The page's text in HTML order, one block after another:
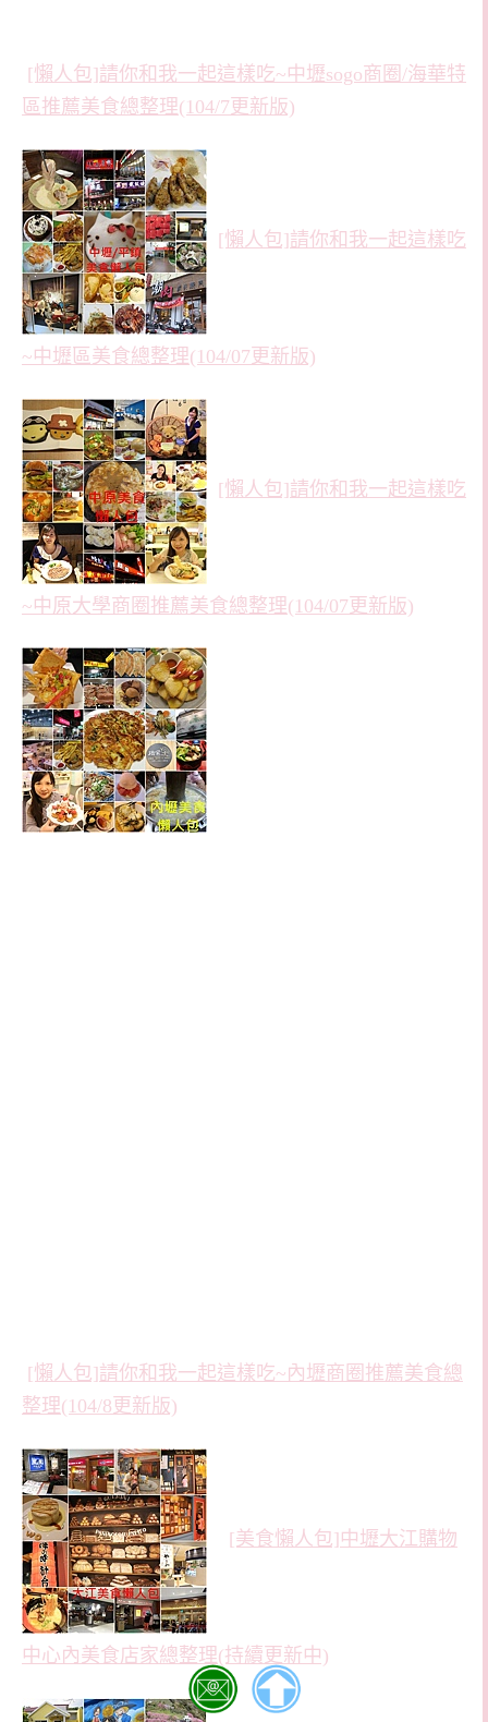
[懶人包]請你和我一起這樣吃~中壢sogo商圈/海華特
區推薦美食總整理(104/7更新版)
[懶人包]請你和我一起這樣吃
~中壢區美食總整理(104/07更新版)
[懶人包]請你和我一起這樣吃
~中原大學商圈推薦美食總整理(104/07更新版)
[懶人包]請你和我一起這樣吃~內壢商圈推薦美食總
整理(104/8更新版)
[美食懶人包]中壢大江購物
中心內美食店家總整理(持續更新中)